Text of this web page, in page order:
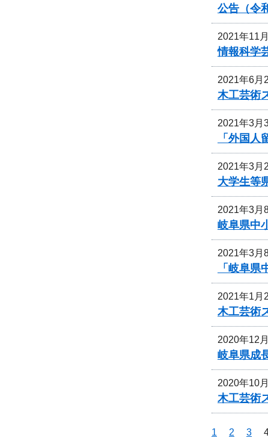
公告（令
2021年11
情報科学
2021年6月
木工芸術
2021年3月
「外国
2021年3月
大学生等
2021年3月
岐阜県中
2021年3月
「岐阜
2021年1月
木工芸術
2020年12
岐阜県成
2020年10
木工芸術
1 2 3